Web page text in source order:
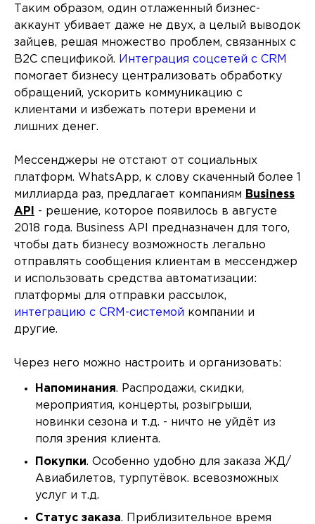
Таким образом, один отлаженный бизнес-
аккаунт убивает даже не двух, а целый выводок
зайцев, решая множество проблем, связанных с
B2C спецификой. Интеграция соцсетей с CRM
помогает бизнесу централизовать обработку
обращений, ускорить коммуникацию с
клиентами и избежать потери времени и
лишних денег.
Мессенджеры не отстают от социальных
платформ. WhatsApp, к слову скаченный более 1
миллиарда раз, предлагает компаниям Business
API
- решение, которое появилось в августе
2018 года. Business API предназначен для того,
чтобы дать бизнесу возможность легально
отправлять сообщения клиентам в мессенджер
и использовать средства автоматизации:
платформы для отправки рассылок,
интеграцию с CRM-системой компании и
другие.
Через него можно настроить и организовать:
Напоминания. Распродажи, скидки,
мероприятия, концерты, розыгрыши,
новинки сезона и т.д. - ничто не уйдёт из
поля зрения клиента.
Покупки. Особенно удобно для заказа ЖД/
Авиабилетов, турпутёвок. всевозможных
услуг и т.д.
Статус заказа. Приблизительное время